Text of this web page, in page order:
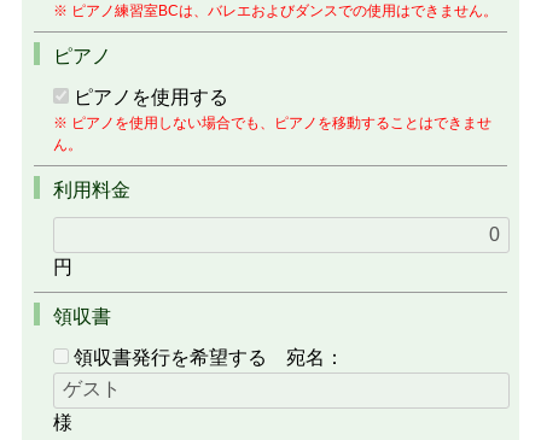
※ ピアノ練習室BCは、バレエおよびダンスでの使用はできません。
ピアノ
ピアノを使用する
※ ピアノを使用しない場合でも、ピアノを移動することはできませ
ん。
利用料金
円
領収書
領収書発行を希望する
宛名：
様